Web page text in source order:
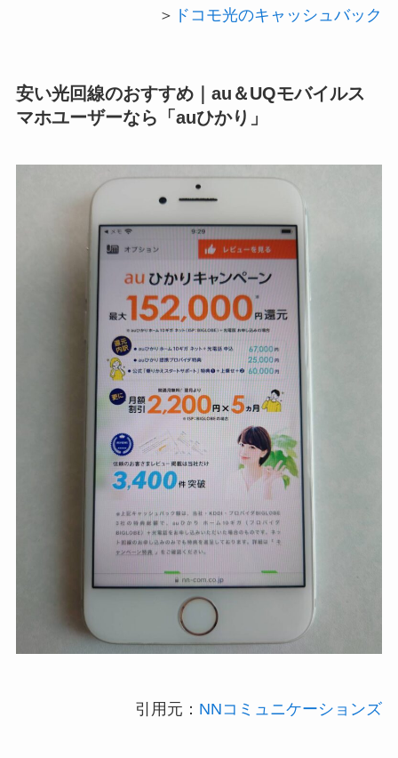
＞ ドコモ光のキャッシュバック
安い光回線のおすすめ｜au＆UQモバイルス
マホユーザーなら「auひかり」
引用元： NNコミュニケーションズ